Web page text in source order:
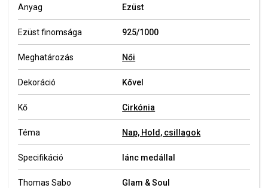
Anyag Ezüst
Ezüst finomsága 925/1000
Meghatározás Női
Dekoráció Kővel
Kő Cirkónia
Téma Nap, Hold, csillagok
Specifikáció lánc medállal
Thomas Sabo
Glam & Soul